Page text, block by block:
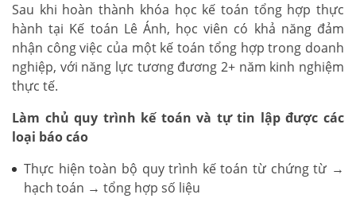
Sau khi hoàn thành khóa học kế toán tổng hợp thực
hành tại Kế toán Lê Ánh, học viên có khả năng đảm
nhận công việc của một kế toán tổng hợp trong doanh
nghiệp, với năng lực tương đương 2+ năm kinh nghiệm
thực tế.
Làm chủ quy trình kế toán và tự tin lập được các
loại báo cáo
Thực hiện toàn bộ quy trình kế toán từ chứng từ →
hạch toán → tổng hợp số liệu